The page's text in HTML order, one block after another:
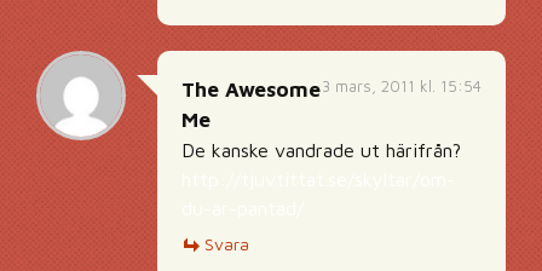
3 mars, 2011 kl. 15:54
The Awesome
Me
De kanske vandrade ut härifrån?
Svara